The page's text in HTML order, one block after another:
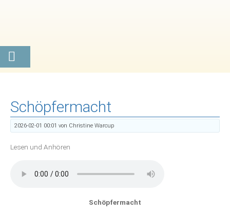
Schöpfermacht
2026-02-01 00:01 von Christine Warcup
Lesen und Anhören
Schöpfermacht